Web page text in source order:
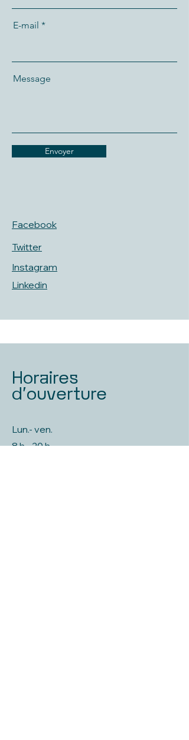
E-mail
Message
Envoyer
Facebook
Twitter
Instagram
Linkedin
Horaires
d'ouverture
Lun.- ven.
8 h - 20 h